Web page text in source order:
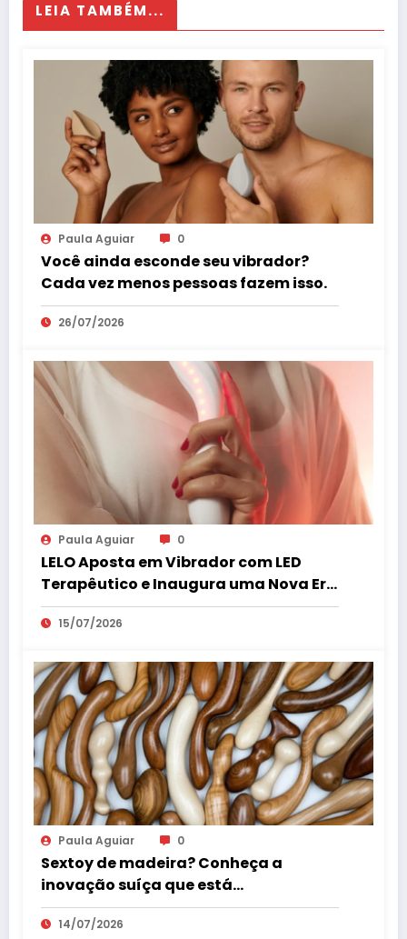
LEIA TAMBÉM...
Paula Aguiar 0
Você ainda esconde seu vibrador?
Cada vez menos pessoas fazem isso.
26/07/2026
Paula Aguiar 0
LELO Aposta em Vibrador com LED
Terapêutico e Inaugura uma Nova Era
do Bem-Estar Íntimo
15/07/2026
Paula Aguiar 0
Sextoy de madeira? Conheça a
inovação suíça que está
surpreendendo o mercado erótico
14/07/2026